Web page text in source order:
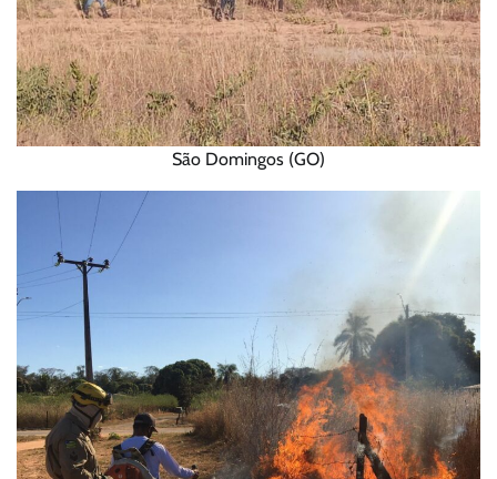
São Domingos (GO)